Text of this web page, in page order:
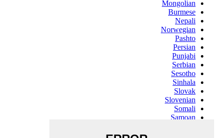
Mongolian
Burmese
Nepali
Norwegian
Pashto
Persian
Punjabi
Serbian
Sesotho
Sinhala
Slovak
Slovenian
Somali
Samoan